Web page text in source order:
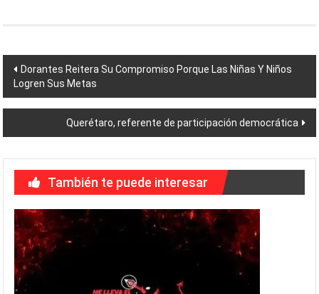
Navegación
de
entradas
Dorantes Reitera Su Compromiso Porque Las Niñas Y Niños
Logren Sus Metas
Querétaro, referente de participación democrática
También te puede interesar